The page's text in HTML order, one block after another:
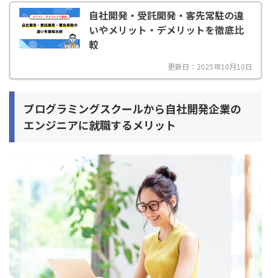
自社開発・受託開発・客先常駐の違
いやメリット・デメリットを徹底比
較
更新日：2025年10月10日
プログラミングスクールから自社開発企業の
エンジニアに就職するメリット